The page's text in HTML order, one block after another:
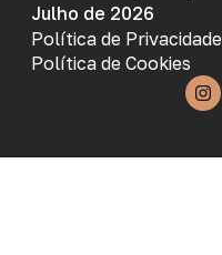
Julho de 2026
Política de Privacidade
Política de Cookies